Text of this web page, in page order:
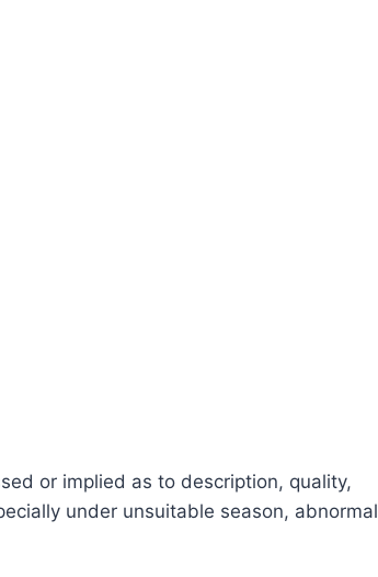
or implied as to description, quality,
under unsuitable season, abnormal